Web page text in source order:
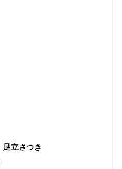
足立さつき